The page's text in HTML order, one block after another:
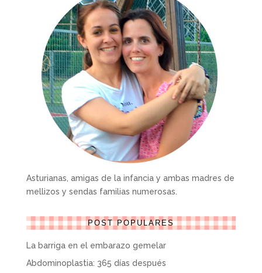
Asturianas, amigas de la infancia y ambas madres de
mellizos y sendas familias numerosas.
POST POPULARES
La barriga en el embarazo gemelar
Abdominoplastia: 365 días después